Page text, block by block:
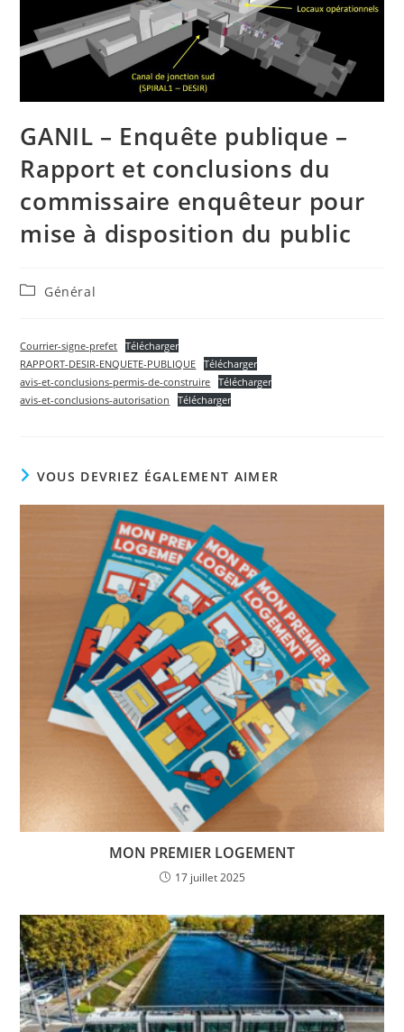
GANIL – Enquête publique –
Rapport et conclusions du
commissaire enquêteur pour
mise à disposition du public
PostGénéral
Courrier-signe-prefet Télécharger
RAPPORT-DESIR-ENQUETE-PUBLIQUE Télécharger
avis-et-conclusions-permis-de-construire Télécharger
avis-et-conclusions-autorisation
Télécharger
VOUS DEVRIEZ ÉGALEMENT AIMER
MON PREMIER LOGEMENT
17 juillet 2025